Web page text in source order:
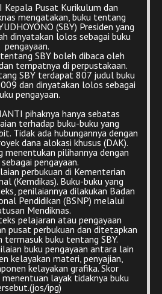
Kepala Pusat Kurikulum dan
mengatakan, buku tentang
(SBY) Presiden yang
dinyatakan lolos sebagai buku
pengayaan.
SBY boleh dibaca oleh
tempatnya di perpustakaan.
SBY terdapat 807 judul buku
dan dinyatakan lolos sebagai
pengayaan.
pihaknya hanya sebatas
terhadap buku-buku yang
Tidak ada hubungannya dengan
dana alokasi khusus (DAK).
menentukan pilihannya dengan
pengayaan.
perbukuan di Kementerian
(Kemdikas). Buku-buku yang
penilaiannya dilakukan Badan
Pendidikan (BSNP) melalui
Mendiknas.
pelajaran atau pengayaan
pusat perbukuan dan ditetapkan
termasuk buku tentang SBY.
buku pengayaan antara lain
kelayakan materi, penyajian,
kelayakan grafika. Skor
layak tidaknya buku
ipg)